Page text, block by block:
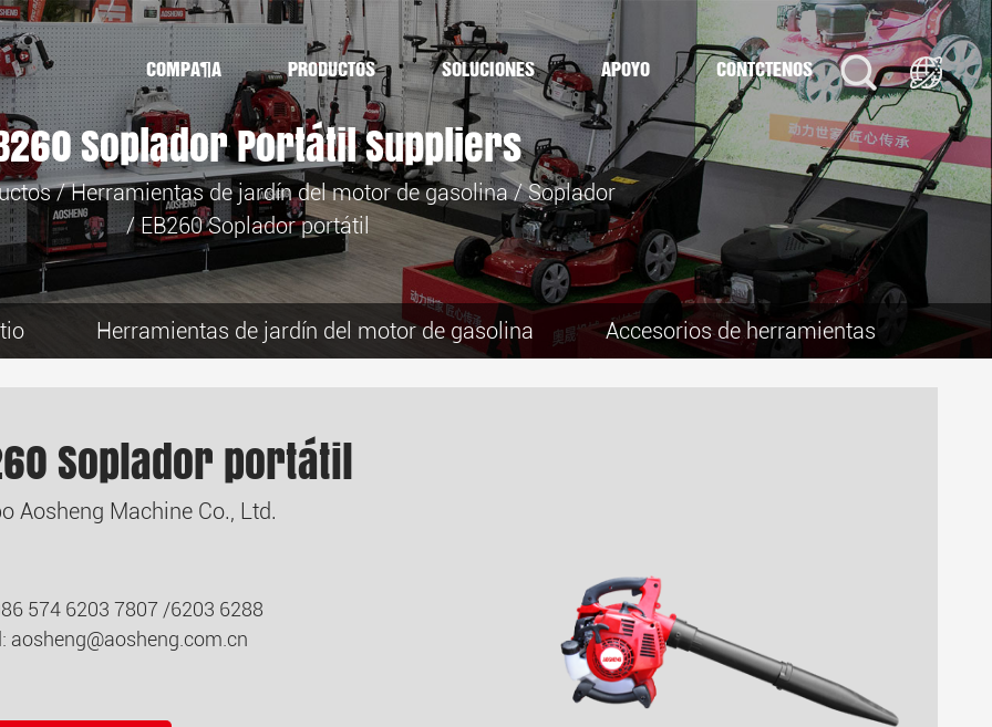
COMPAÑÍA PRODUCTOS SOLUCIONES APOYO CONTÁCTENOS
Soplador Portátil Suppliers
/Herramientas de jardín del motor de gasolina/Soplador
/EB260 Soplador portátil
Herramientas de jardín del motor de gasolina Accesorios de herramientas
Soplador portátil
Aosheng Machine Co., Ltd.
574 6203 7807 /6203 6288
aosheng@aosheng.com.cn